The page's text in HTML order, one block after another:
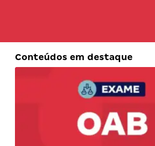
Conteúdos em destaque